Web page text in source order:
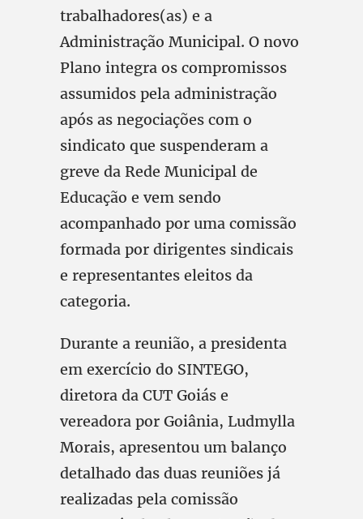
trabalhadores(as) e a
Administração Municipal. O novo
Plano integra os compromissos
assumidos pela administração
após as negociações com o
sindicato que suspenderam a
greve da Rede Municipal de
Educação e vem sendo
acompanhado por uma comissão
formada por dirigentes sindicais
e representantes eleitos da
categoria.
Durante a reunião, a presidenta
em exercício do SINTEGO,
diretora da CUT Goiás e
vereadora por Goiânia, Ludmylla
Morais, apresentou um balanço
detalhado das duas reuniões já
realizadas pela comissão